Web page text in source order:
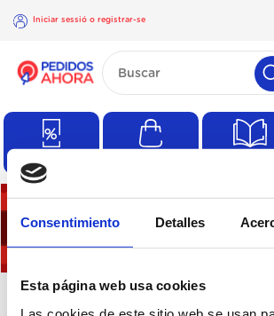
Consentimiento Detalles
Esta página web usa cookies
Iniciar sessió o registrar-se
×
Iniciar
registrar-
❮
No hi ha